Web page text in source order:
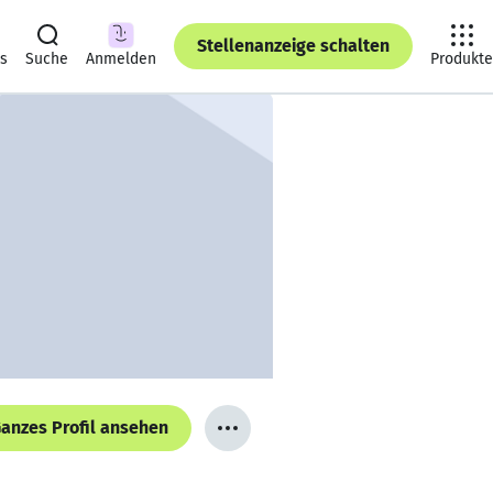
Suche Anmelden
Stellenanzeige schalten
Produkte
Profil ansehen